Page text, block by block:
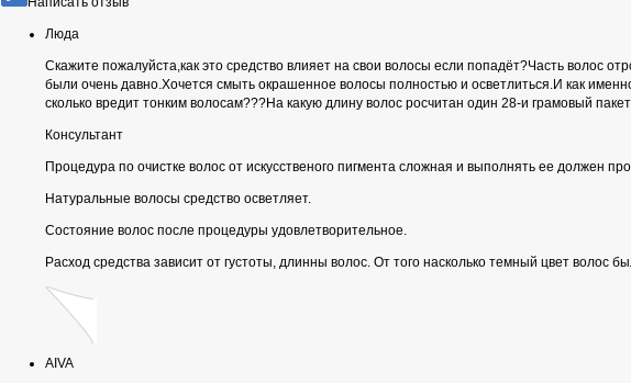
Люда
Скажите пожалуйста,как это средство влияет на свои волосы если попадёт?Часть волос
были очень давно.Хочется смыть окрашенное волосы полностью и осветлиться.И как
сколько вредит тонким волосам???На какую длину волос росчитан один 28-и грамовый
Консультант
Процедура по очистке волос от искусственого пигмента сложная и выполнять ее должен
Натуральные волосы средство осветляет.
Состояние волос после процедуры удовлетворительное.
Расход средства зависит от густоты, длинны волос. От того насколько темный цвет волос
AIVA